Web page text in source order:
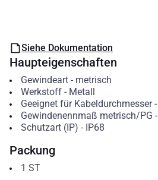
Siehe Dokumentation
Haupteigenschaften
Gewindeart- metrisch
Werkstoff- Metall
Geeignet für Kabeldurchmesser-
Gewindenennmaß metrisch/PG -
Schutzart (IP) - IP68
Packung
1 ST